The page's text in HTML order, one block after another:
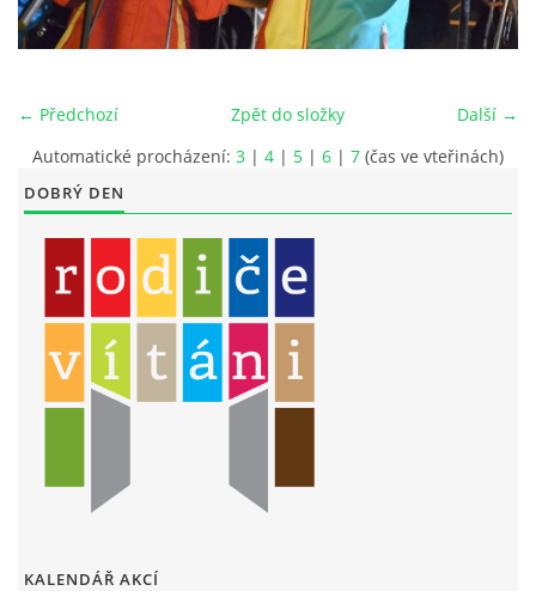
LITERÁRNĚ DRAMATICKÝ OBOR
DĚTSKÁ UMĚLECKÁ DÍLNA
PRAVIDLA PRO VEŘEJNÉ AKCE ZUŠ STAŇKOV
ÚSPĚCHY NAŠICH ŽÁKŮ
PŘIJÍMACÍ TALENTOVÉ ZKOUŠKY
ÚŘEDNÍ DESKA
PARTNEŘI ZUŠ STAŇKOV
← Předchozí Další →
Zpět do složky
Automatické procházení: 3 | 4 | 5 | 6 | 7 (čas ve vteřinách)
DOBRÝ DEN
KALENDÁŘ AKCÍ